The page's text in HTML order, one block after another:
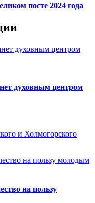
посте 2024 года
духовным центром
и Холмогорского
на пользу